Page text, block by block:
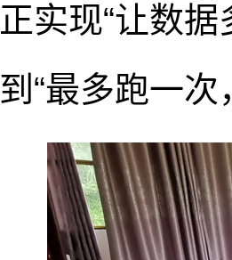
正实现“让数据
到“最多跑一